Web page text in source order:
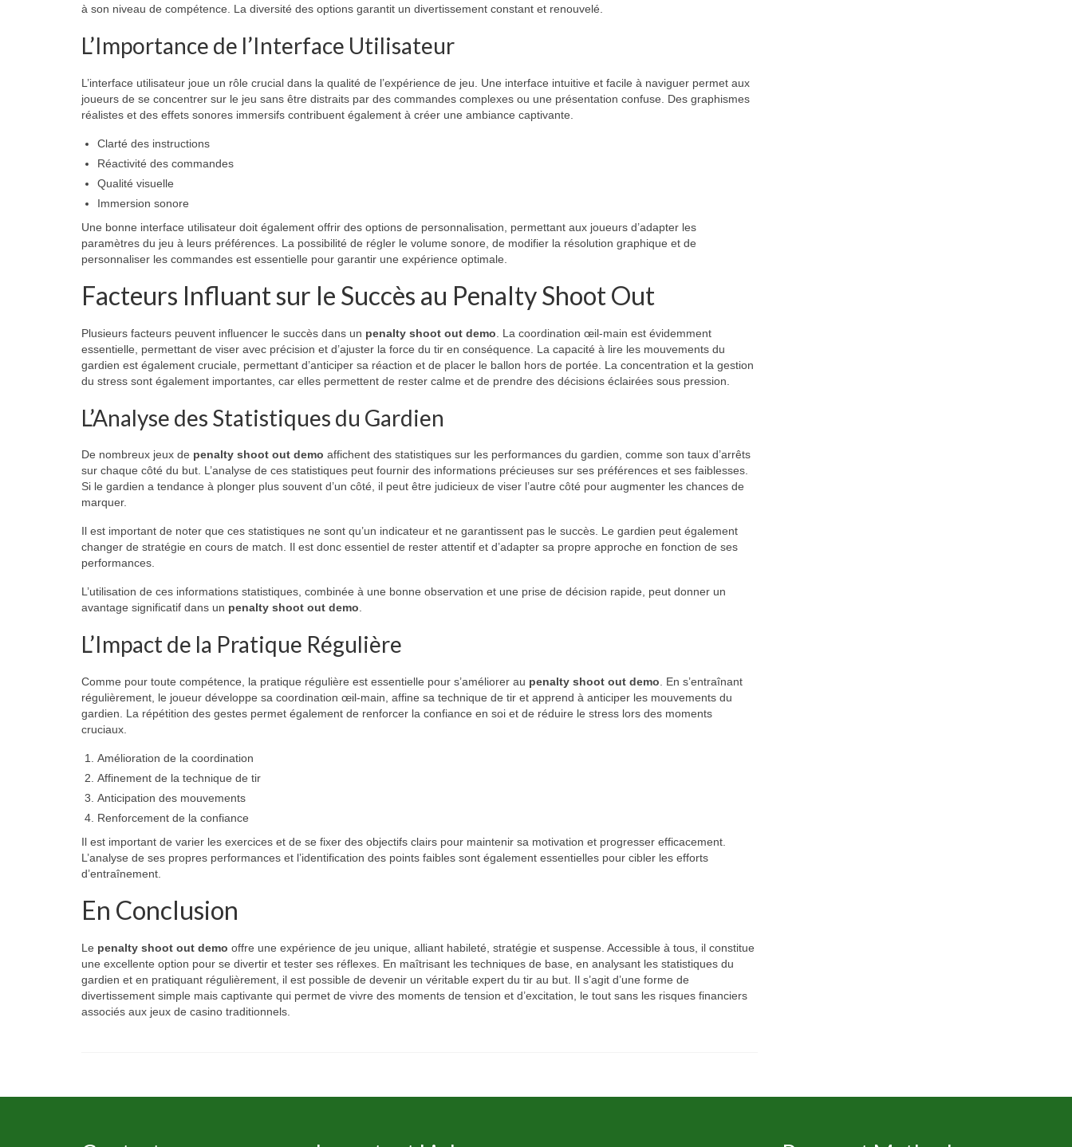
à son niveau de compétence. La diversité des options garantit un divertissement constant et renouvelé.
L’Importance de l’Interface Utilisateur
L’interface utilisateur joue un rôle crucial dans la qualité de l’expérience de jeu. Une interface intuitive et facile à naviguer permet aux
joueurs de se concentrer sur le jeu sans être distraits par des commandes complexes ou une présentation confuse. Des graphismes
réalistes et des effets sonores immersifs contribuent également à créer une ambiance captivante.
Clarté des instructions
Réactivité des commandes
Qualité visuelle
Immersion sonore
Une bonne interface utilisateur doit également offrir des options de personnalisation, permettant aux joueurs d’adapter les
paramètres du jeu à leurs préférences. La possibilité de régler le volume sonore, de modifier la résolution graphique et de
personnaliser les commandes est essentielle pour garantir une expérience optimale.
Facteurs Influant sur le Succès au Penalty Shoot Out
Plusieurs facteurs peuvent influencer le succès dans un penalty shoot out demo . La coordination œil-main est évidemment
essentielle, permettant de viser avec précision et d’ajuster la force du tir en conséquence. La capacité à lire les mouvements du
gardien est également cruciale, permettant d’anticiper sa réaction et de placer le ballon hors de portée. La concentration et la gestion
du stress sont également importantes, car elles permettent de rester calme et de prendre des décisions éclairées sous pression.
L’Analyse des Statistiques du Gardien
De nombreux jeux de penalty shoot out demo affichent des statistiques sur les performances du gardien, comme son taux d’arrêts
sur chaque côté du but. L’analyse de ces statistiques peut fournir des informations précieuses sur ses préférences et ses faiblesses.
Si le gardien a tendance à plonger plus souvent d’un côté, il peut être judicieux de viser l’autre côté pour augmenter les chances de
marquer.
Il est important de noter que ces statistiques ne sont qu’un indicateur et ne garantissent pas le succès. Le gardien peut également
changer de stratégie en cours de match. Il est donc essentiel de rester attentif et d’adapter sa propre approche en fonction de ses
performances.
L’utilisation de ces informations statistiques, combinée à une bonne observation et une prise de décision rapide, peut donner un
avantage significatif dans un penalty shoot out demo.
L’Impact de la Pratique Régulière
Comme pour toute compétence, la pratique régulière est essentielle pour s’améliorer au penalty shoot out demo. En s’entraînant
régulièrement, le joueur développe sa coordination œil-main, affine sa technique de tir et apprend à anticiper les mouvements du
gardien. La répétition des gestes permet également de renforcer la confiance en soi et de réduire le stress lors des moments
cruciaux.
Amélioration de la coordination
Affinement de la technique de tir
Anticipation des mouvements
Renforcement de la confiance
Il est important de varier les exercices et de se fixer des objectifs clairs pour maintenir sa motivation et progresser efficacement.
L’analyse de ses propres performances et l’identification des points faibles sont également essentielles pour cibler les efforts
d’entraînement.
En Conclusion
Le penalty shoot out demo offre une expérience de jeu unique, alliant habileté, stratégie et suspense. Accessible à tous, il constitue
une excellente option pour se divertir et tester ses réflexes. En maîtrisant les techniques de base, en analysant les statistiques du
gardien et en pratiquant régulièrement, il est possible de devenir un véritable expert du tir au but. Il s’agit d’une forme de
divertissement simple mais captivante qui permet de vivre des moments de tension et d’excitation, le tout sans les risques financiers
associés aux jeux de casino traditionnels.